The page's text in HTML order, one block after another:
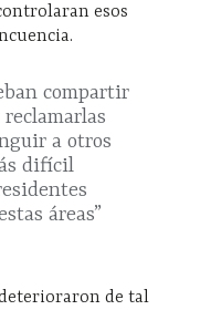
esos
compartir
a otros
difícil
áreas”
de tal